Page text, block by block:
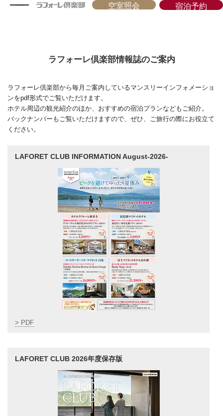
空室照会 宿泊予約
ラフォーレ倶楽部情報誌のご案内
ラフォーレ倶楽部から毎月ご案内しているマンスリーインフォメーショ
ンをpdf形式でご覧いただけます。
ホテル周辺の観光紹介のほか、おすすめの宿泊プランなどもご紹介。
バックナンバーもご覧いただけますので、ぜひ、ご旅行の際にお役立て
ください。
LAFORET CLUB INFORMATION August-2026-
> PDF
LAFORET CLUB 2026年度保存版